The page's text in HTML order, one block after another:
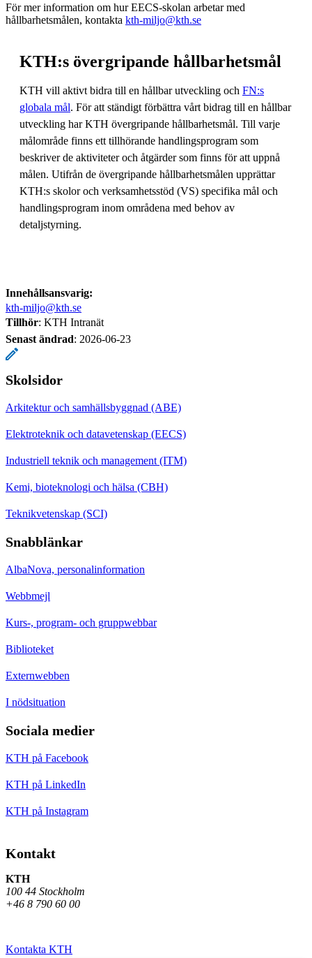
För mer information om hur EECS-skolan arbetar med
hållbarhetsmålen, kontakta kth-miljo@kth.se
KTH:s övergripande hållbarhetsmål
KTH vill aktivt bidra till en hållbar utveckling och FN:s
globala mål. För att ständigt förbättra vårt bidrag till en hållbar
utveckling har KTH övergripande hållbarhetsmål. Till varje
målområde finns ett tillhörande handlingsprogram som
beskriver de aktiviteter och åtgärder som finns för att uppnå
målen. Utifrån de övergripande hållbarhetsmålen upprättar
KTH:s skolor och verksamhetsstöd (VS) specifika mål och
handlingsprogram inom områdena med behov av
detaljstyrning.
Innehållsansvarig:
kth-miljo@kth.se
Tillhör: KTH Intranät
Senast ändrad: 2026-06-23
Skolsidor
Arkitektur och samhällsbyggnad (ABE)
Elektroteknik och datavetenskap (EECS)
Industriell teknik och management (ITM)
Kemi, bioteknologi och hälsa (CBH)
Teknikvetenskap (SCI)
Snabblänkar
AlbaNova, personalinformation
Webbmejl
Kurs-, program- och gruppwebbar
Biblioteket
Externwebben
I nödsituation
Sociala medier
KTH på Facebook
KTH på LinkedIn
KTH på Instagram
Kontakt
KTH
100 44 Stockholm
+46 8 790 60 00
Kontakta KTH